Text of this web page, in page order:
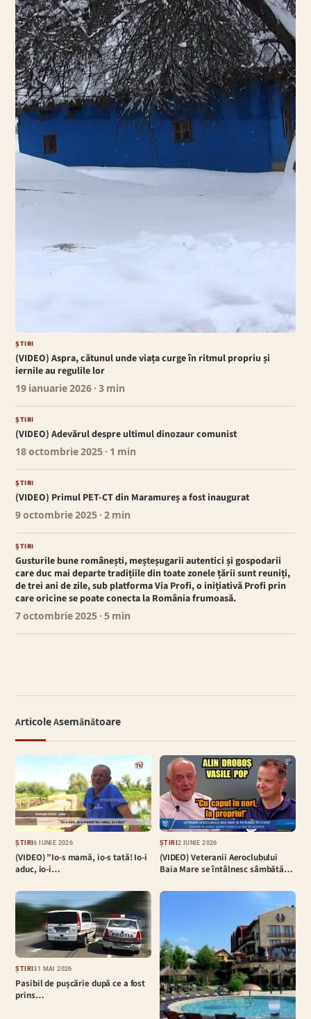
ȘTIRI
(VIDEO) Aspra, cătunul unde viața curge în ritmul propriu și
iernile au regulile lor
19 ianuarie 2026 · 3 min
ȘTIRI
(VIDEO) Adevărul despre ultimul dinozaur comunist
18 octombrie 2025 · 1 min
ȘTIRI
(VIDEO) Primul PET-CT din Maramureș a fost inaugurat
9 octombrie 2025 · 2 min
ȘTIRI
Gusturile bune românești, meșteșugarii autentici și gospodarii
care duc mai departe tradițiile din toate zonele țării sunt reuniți,
de trei ani de zile, sub platforma Via Profi, o inițiativă Profi prin
care oricine se poate conecta la România frumoasă.
7 octombrie 2025 · 5 min
Articole Asemănătoare
ȘTIRI6 IUNIE 2026
(VIDEO) ”Io-s mamă, io-s tată! Io-i
aduc, io-i…
ȘTIRI2 IUNIE 2026
(VIDEO) Veteranii Aeroclubului
Baia Mare se întâlnesc sâmbătă…
ȘTIRI31 MAI 2026
Pasibil de pușcărie după ce a fost
prins…